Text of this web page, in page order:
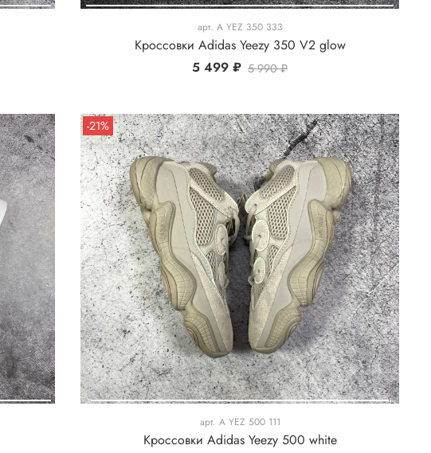
арт. A YEZ 350 333
Кроссовки Adidas Yeezy 350 V2 glow
5 499 ₽ 5 990 ₽
-21%
арт. A YEZ 500 111
Кроссовки Adidas Yeezy 500 white